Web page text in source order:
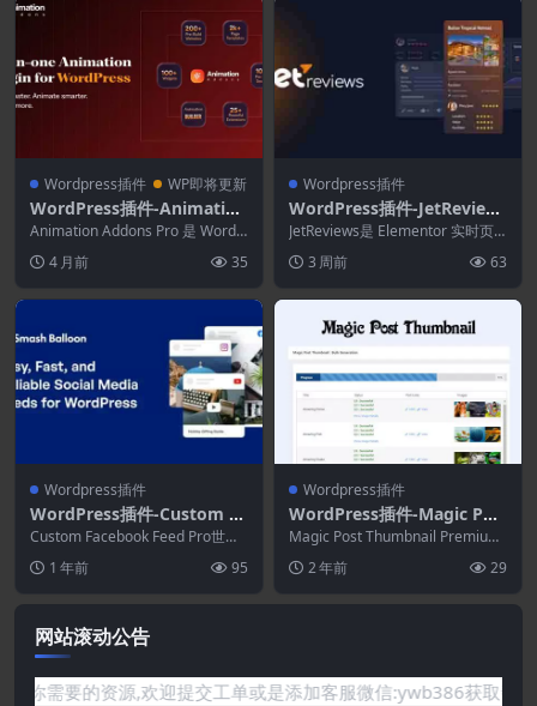
Wordpress插件 WP即将更新
WordPress插件-Animation
Addons for Elementor Pro
2.6.3–WordPress动画插件
Animation Addons Pro 是 WordP
4 月前 35
Wordpress插件
WordPress插件-JetReview
s 3.1.0.1–用于评论和评论的
WordPress插件
JetReviews是 Elementor 实时页
观、...3 周前 63
Wordpress插件
WordPress插件-Custom Fa
cebook Feed Pro 4.7.2
Custom Facebook Feed Pro世界
上最可定制和最强大的 Fac...
1 年前 95
Wordpress插件
WordPress插件-Magic Pos
t Thumbnail Premium 6.0.
4
Magic Post Thumbnail Premium
为带和不带 AI 的 ...
2 年前 29
网站滚动公告
要的资源,欢迎提交工单或是添加客服微信:ywb386获取帮助！